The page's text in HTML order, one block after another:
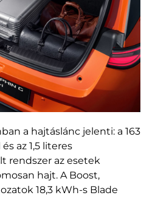
a hajtáslánc jelenti: a 163
az 1,5 literes
rendszer az esetek
hajt. A Boost,
18,3 kWh-s Blade